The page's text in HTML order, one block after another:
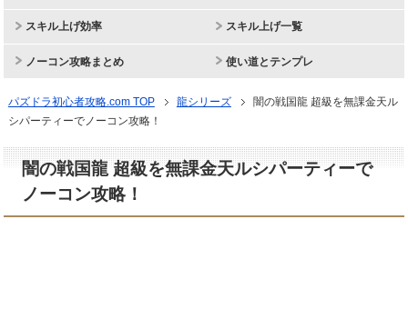
スキル上げ効率 スキル上げ一覧
ノーコン攻略まとめ 使い道とテンプレ
パズドラ初心者攻略.com TOP 龍シリーズ
闇の戦国龍 超級を無課金天ル
シパーティーでノーコン攻略！
闇の戦国龍 超級を無課金天ルシパーティーで
ノーコン攻略！